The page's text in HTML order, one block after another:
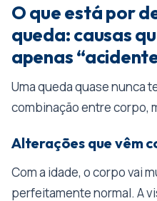
O que está por
queda: causas
apenas
Uma queda quase nunca
combinação entre corpo,
Alterações que vêm
Com a idade, o corpo vai
perfeitamente normal. A